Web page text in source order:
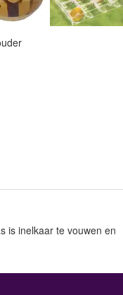
is inelkaar te vouwen en